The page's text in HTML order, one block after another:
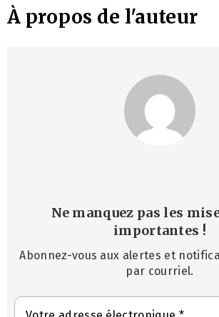
À propos de l'auteur
Ne manquez pas les
importantes !
Abonnez-vous aux alertes et
par courriel.